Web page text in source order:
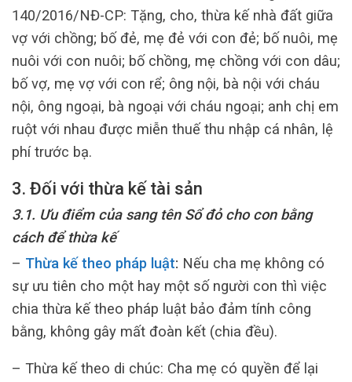
140/2016/NĐ-CP: Tặng, cho, thừa kế nhà đất giữa
vợ với chồng; bố đẻ, mẹ đẻ với con đẻ; bố nuôi, mẹ
nuôi với con nuôi; bố chồng, mẹ chồng với con dâu;
bố vợ, mẹ vợ với con rể; ông nội, bà nội với cháu
nội, ông ngoại, bà ngoại với cháu ngoại; anh chị em
ruột với nhau được miễn thuế thu nhập cá nhân, lệ
phí trước bạ.
3. Đối với thừa kế tài sản
3.1. Ưu điểm của sang tên Sổ đỏ cho con bằng
cách để thừa kế
– Thừa kế theo pháp luật: Nếu cha mẹ không có
sự ưu tiên cho một hay một số người con thì việc
chia thừa kế theo pháp luật bảo đảm tính công
bằng, không gây mất đoàn kết (chia đều).
– Thừa kế theo di chúc: Cha mẹ có quyền để lại